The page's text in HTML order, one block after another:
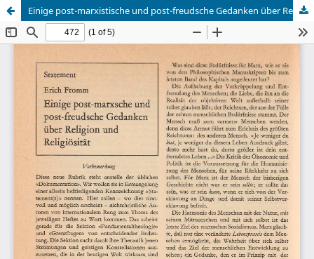
Einige post-marxistische und post-freudsche Gedanken über Religion und Religiosität